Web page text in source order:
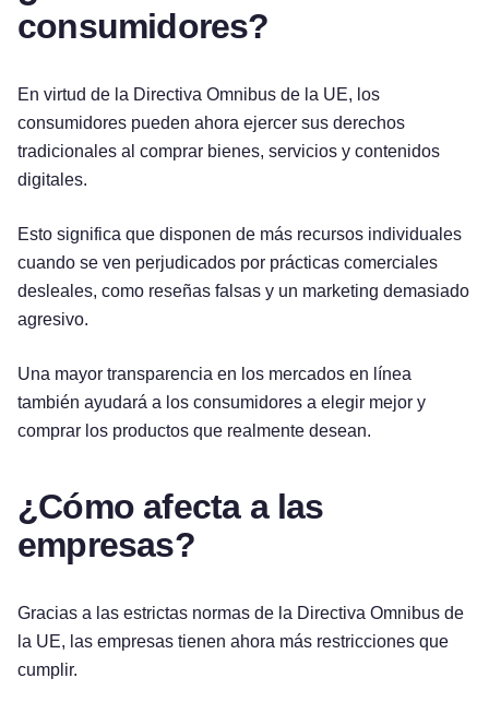
Pruébelo gratis
consumidores?
En virtud de la Directiva Omnibus de la UE, los
consumidores pueden ahora ejercer sus derechos
tradicionales al comprar bienes, servicios y contenidos
digitales.
Esto significa que disponen de más recursos individuales
cuando se ven perjudicados por prácticas comerciales
desleales, como reseñas falsas y un marketing demasiado
agresivo.
Una mayor transparencia en los mercados en línea
también ayudará a los consumidores a elegir mejor y
comprar los productos que realmente desean.
¿Cómo afecta a las
empresas?
Gracias a las estrictas normas de la Directiva Omnibus de
la UE, las empresas tienen ahora más restricciones que
cumplir.